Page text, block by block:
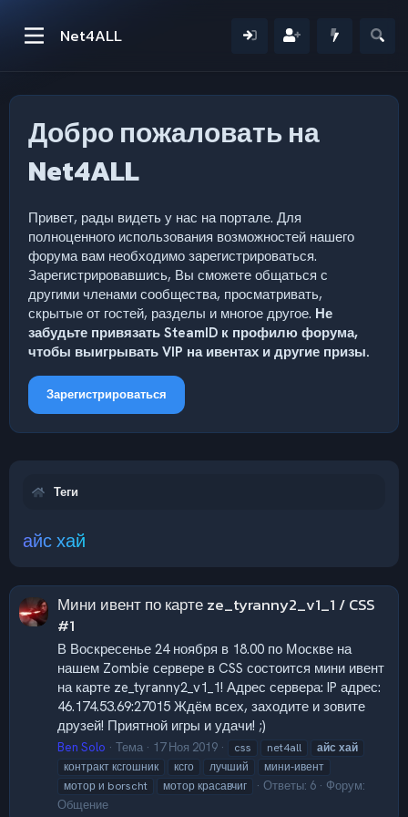
Net4ALL
Добро пожаловать на
Net4ALL
Привет, рады видеть у нас на портале. Для
полноценного использования возможностей нашего
форума вам необходимо зарегистрироваться.
Зарегистрировавшись, Вы сможете общаться с
другими членами сообщества, просматривать,
скрытые от гостей, разделы и многое другое. Не
забудьте привязать SteamID к профилю форума,
чтобы выигрывать VIP на ивентах и другие призы.
Зарегистрироваться
Теги
айс хай
Мини ивент по карте ze_tyranny2_v1_1 / CSS
#1
В Воскресенье 24 ноября в 18.00 по Москве на
нашем Zombie сервере в CSS состоится мини ивент
на карте ze_tyranny2_v1_1! Адрес сервера: IP адрес:
46.174.53.69:27015 Ждём всех, заходите и зовите
друзей! Приятной игры и удачи! ;)
Ben Solo Тема 17 Ноя 2019 css net4all айс хай
контракт ксгошник
ксго лучший
мини-ивент
мотор и borscht
мотор красавчиг Ответы: 6
Форум:
Общение